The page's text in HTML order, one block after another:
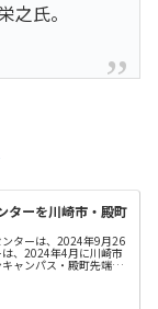
之氏。
ーを川崎市・殿町
ターは、2024年9月26
、2024年4月に川崎市
ャンパス・殿町先端研